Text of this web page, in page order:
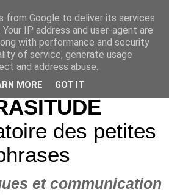
des petites
et communication
from Google to deliver its services
IP address and user-agent are
with performance and security
of service, generate usage
and address abuse.
MORE GOT IT